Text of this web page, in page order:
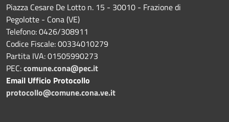
Piazza Cesare De Lotto n. 15 - 30010 - Frazione di
Pegolotte - Cona (VE)
Telefono: 0426/308911
Codice Fiscale: 00334010279
Partita IVA: 01505990273
PEC:comune.cona@pec.it
Email Ufficio Protocollo
protocollo@comune.cona.ve.it